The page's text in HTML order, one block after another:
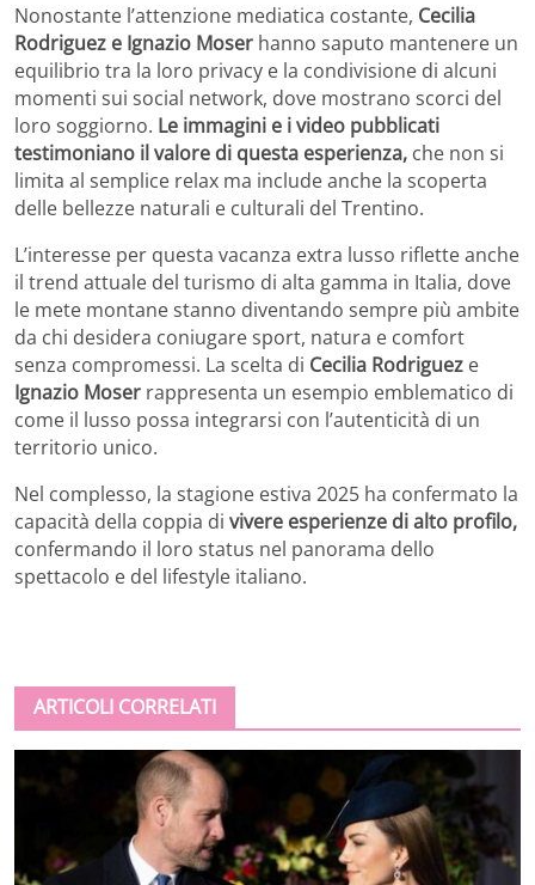
Nonostante l’attenzione mediatica costante, Cecilia
Rodriguez e Ignazio Moser hanno saputo mantenere un
equilibrio tra la loro privacy e la condivisione di alcuni
momenti sui social network, dove mostrano scorci del
loro soggiorno. Le immagini e i video pubblicati
testimoniano il valore di questa esperienza, che non si
limita al semplice relax ma include anche la scoperta
delle bellezze naturali e culturali del Trentino.
L’interesse per questa vacanza extra lusso riflette anche
il trend attuale del turismo di alta gamma in Italia, dove
le mete montane stanno diventando sempre più ambite
da chi desidera coniugare sport, natura e comfort
senza compromessi. La scelta di Cecilia Rodriguez e
Ignazio Moser rappresenta un esempio emblematico di
come il lusso possa integrarsi con l’autenticità di un
territorio unico.
Nel complesso, la stagione estiva 2025 ha confermato la
capacità della coppia di vivere esperienze di alto profilo,
confermando il loro status nel panorama dello
spettacolo e del lifestyle italiano.
ARTICOLI CORRELATI